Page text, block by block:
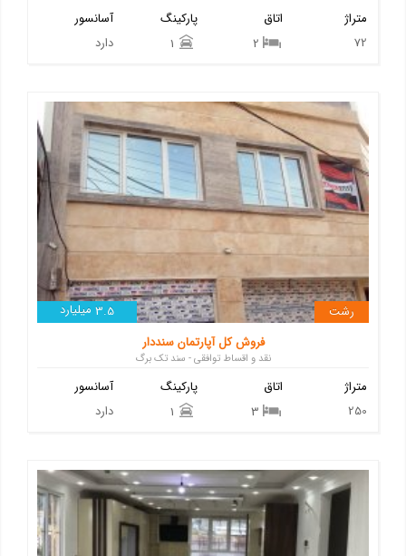
آسانسور
دارد
پارکینگ
اتاق
متراژ
72
3.5 میلیارد
رشت
فروش کل آپارتمان سنددار
نقد و اقساط توافقی - سند تک برگ
آسانسور
دارد
پارکینگ
اتاق
متراژ
250